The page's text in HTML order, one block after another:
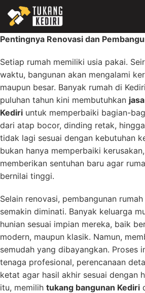
content
Pentingnya Renovasi dan
Setiap rumah memiliki usia pakai.
waktu, bangunan akan mengalami
maupun besar. Banyak rumah di
puluhan tahun kini membutuhkan
Kediri untuk memperbaiki bagian-
dari atap bocor, dinding retak,
tidak lagi sesuai dengan kebutuhan
bukan hanya memperbaiki
memberikan sentuhan baru agar
bernilai tinggi.
Selain renovasi, pembangunan
semakin diminati. Banyak keluarga
hunian sesuai impian mereka, baik
modern, maupun klasik. Namun,
semudah yang dibayangkan. Proses
tenaga profesional, perencanaan
ketat agar hasil akhir sesuai dengan
itu, memilih tukang bangunan Kediri